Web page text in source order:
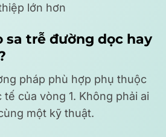
lớn hơn
sa trễ đường dọc hay
pháp phù hợp phụ thuộc
của vòng 1. Không phải ai
một kỹ thuật.